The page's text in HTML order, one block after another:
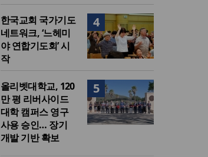
4
한국교회 국가기도
네트워크, ‘느헤미
야 연합기도회’ 시
작
5
올리벳대학교, 120
만 평 리버사이드
대학 캠퍼스 영구
사용 승인… 장기
개발 기반 확보